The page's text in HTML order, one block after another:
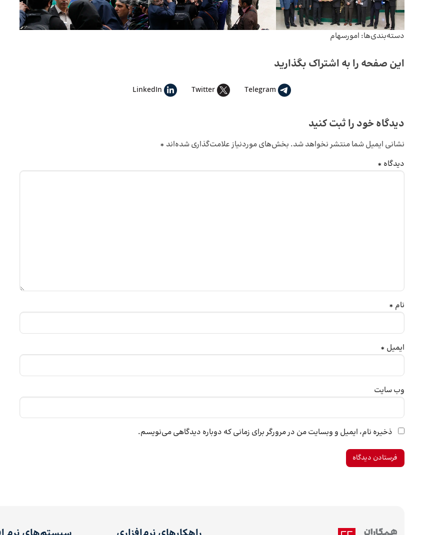
دسته‌بندی‌ها: امورسهام
این صفحه را به اشتراک بگذارید
Telegram
Twitter
LinkedIn
دیدگاه خود را ثبت کنید
نشانی ایمیل شما منتشر نخواهد شد. بخش‌های موردنیاز علامت‌گذاری شده‌اند *
دیدگاه *
نام *
ایمیل *
وب‌ سایت
ذخیره نام، ایمیل و وبسایت من در مرورگر برای زمانی که دوباره دیدگاهی می‌نویسم.